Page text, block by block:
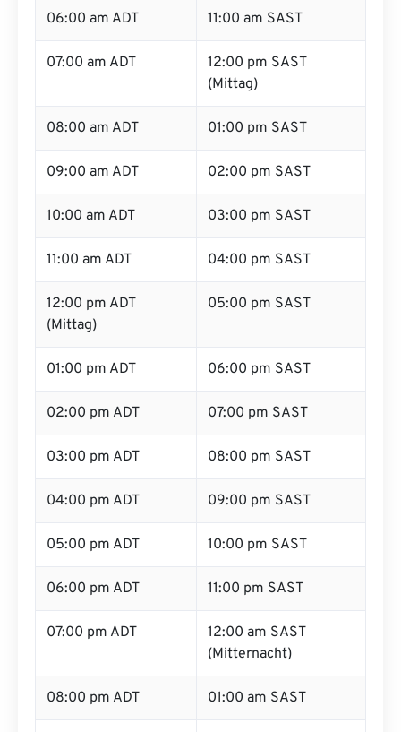
06:00 am ADT 11:00 am SAST
07:00 am ADT
12:00 pm SAST
(Mittag)
08:00 am ADT 01:00 pm SAST
09:00 am ADT 02:00 pm SAST
10:00 am ADT 03:00 pm SAST
11:00 am ADT 04:00 pm SAST
12:00 pm ADT
(Mittag)
05:00 pm SAST
01:00 pm ADT 06:00 pm SAST
02:00 pm ADT 07:00 pm SAST
03:00 pm ADT 08:00 pm SAST
04:00 pm ADT 09:00 pm SAST
05:00 pm ADT 10:00 pm SAST
06:00 pm ADT 11:00 pm SAST
07:00 pm ADT
12:00 am SAST
(Mitternacht)
08:00 pm ADT 01:00 am SAST